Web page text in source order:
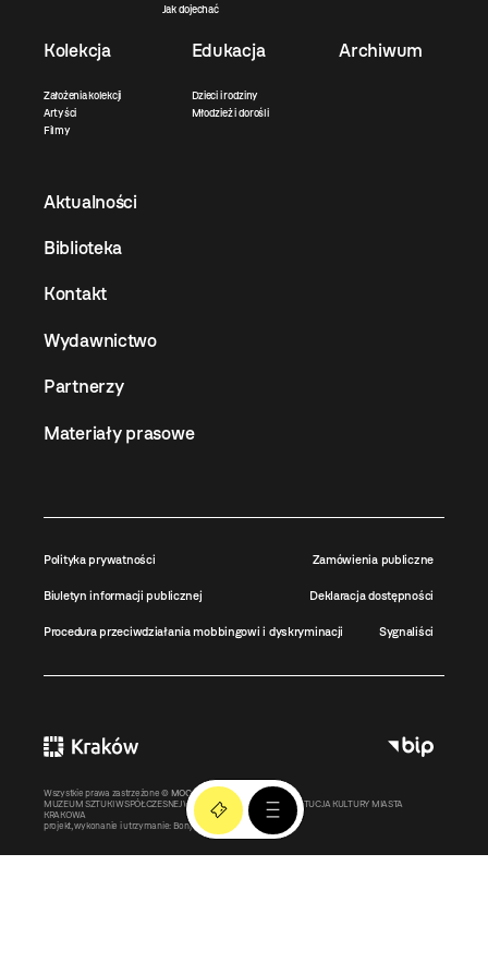
Jak dojechać
Kolekcja
Założenia kolekcji
Artyści
Filmy
Edukacja
Dzieci i rodziny
Młodzież i dorośli
Archiwum
Aktualności
Biblioteka
Kontakt
Wydawnictwo
Partnerzy
Materiały prasowe
Polityka prywatności Zamówienia publiczne
Biuletyn informacji publicznej Deklaracja dostępności
Procedura przeciwdziałania mobbingowi i dyskryminacji Sygnaliści
Wszystkie prawa zastrzeżone © MOCAK2011-2026
MUZEUM SZTUKI WSPÓŁCZESNEJ W KRAKOWIE MOCAK – INSTYTUCJA KULTURY MIASTA
KRAKOWA
projekt, wykonanie i utrzymanie: Bonjour.pl